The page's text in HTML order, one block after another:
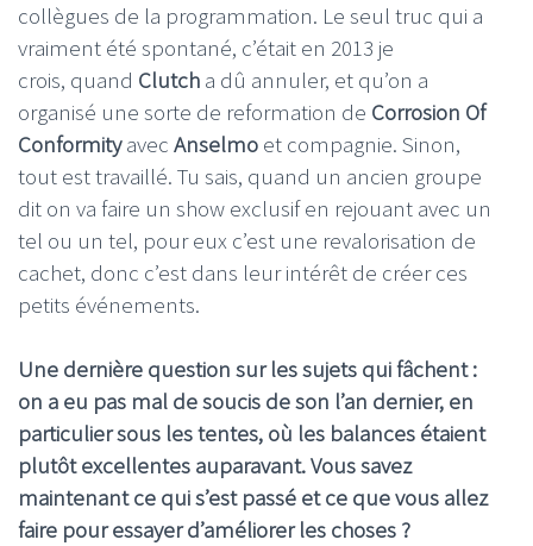
collègues de la programmation. Le seul truc qui a
vraiment été spontané, c’était en 2013 je
crois, quand Clutch a dû annuler, et qu’on a
organisé une sorte de reformation de Corrosion Of
Conformityavec Anselmo et compagnie. Sinon,
tout est travaillé. Tu sais, quand un ancien groupe
dit on va faire un show exclusif en rejouant avec un
tel ou un tel, pour eux c’est une revalorisation de
cachet, donc c’est dans leur intérêt de créer ces
petits événements.
Une dernière question sur les sujets qui fâchent :
on a eu pas mal de soucis de son l’an dernier, en
particulier sous les tentes, où les balances étaient
plutôt excellentes auparavant. Vous savez
maintenant ce qui s’est passé et ce que vous allez
faire pour essayer d’améliorer les choses ?